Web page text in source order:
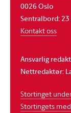
0026 Oslo
Sentralbord:
Kontakt oss
Ansvarlig
Nettredaktør:
Stortinget
Stortingets